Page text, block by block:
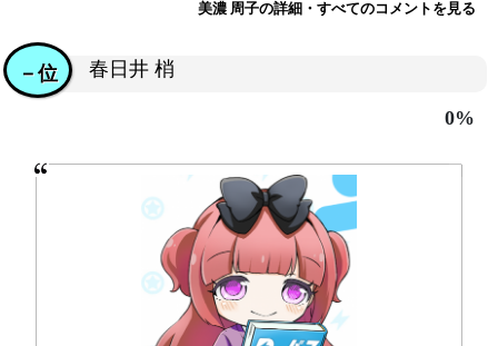
美濃 周子の詳細・すべてのコメントを見る
春日井 梢
－位
0%